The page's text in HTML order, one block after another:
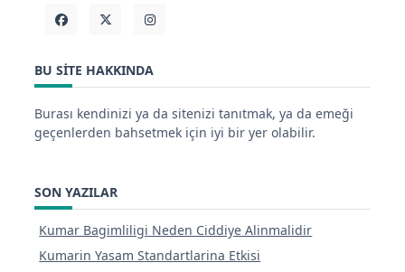
BU SITE HAKKINDA
Burası kendinizi ya da sitenizi tanıtmak, ya da emeği
geçenlerden bahsetmek için iyi bir yer olabilir.
SON YAZILAR
Kumar Bagimliligi Neden Ciddiye Alinmalidir
Kumarin Yasam Standartlarina Etkisi